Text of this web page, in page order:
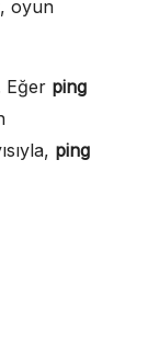
oyun
Eğer ping
ping